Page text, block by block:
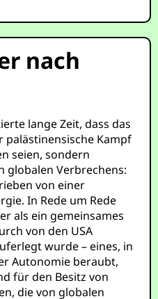
nach
lange Zeit, dass das
palästinensische Kampf
seien, sondern
globalen Verbrechens:
von einer
In Rede um Rede
als ein gemeinsames
von den USA
wurde – eines, in
Autonomie beraubt,
für den Besitz von
die von globalen